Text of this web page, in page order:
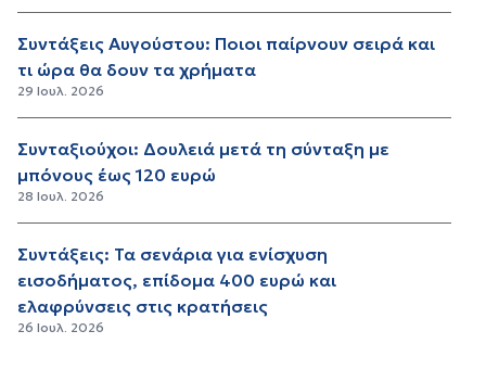
Συντάξεις Αυγούστου: Ποιοι παίρνουν σειρά και
τι ώρα θα δουν τα χρήματα
29 Ιουλ. 2026
Συνταξιούχοι: Δουλειά μετά τη σύνταξη με
μπόνους έως 120 ευρώ
28 Ιουλ. 2026
Συντάξεις: Τα σενάρια για ενίσχυση
εισοδήματος, επίδομα 400 ευρώ και
ελαφρύνσεις στις κρατήσεις
26 Ιουλ. 2026